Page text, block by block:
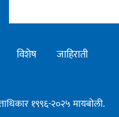
विशेष
जाहिराती
१९९६-२०२५ मायबोली.